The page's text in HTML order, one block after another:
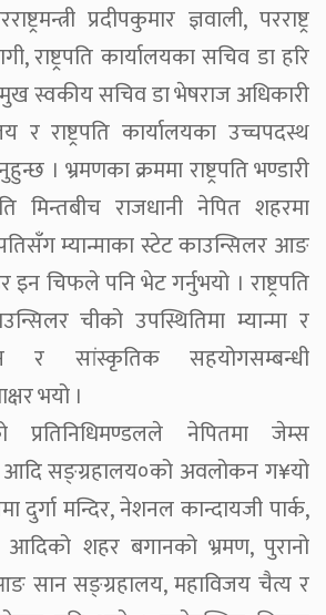
प्रदीपकुमार ज्ञवाली, परराष्ट्र
राष्ट्रपति कार्यालयका सचिव डा हरि
स्वकीय सचिव डा भेषराज अधिकारी
र राष्ट्रपति कार्यालयका उच्चपदस्थ
। भ्रमणका क्रममा राष्ट्रपति भण्डारी
मिन्तबीच राजधानी नेपित शहरमा
म्यान्माका स्टेट काउन्सिलर आङ
चिफले पनि भेट गर्नुभयो । राष्ट्रपति
चीको उपस्थितिमा म्यान्मा र
र सांस्कृतिक सहयोगसम्बन्धी
भयो ।
प्रतिनिधिमण्डलले नेपितमा जेम्स
आदि सङ्ग्रहालय०को अवलोकन ग¥यो
दुर्गा मन्दिर, नेशनल कान्दायजी पार्क,
आदिको शहर बगानको भ्रमण, पुरानो
आङ सान सङ्ग्रहालय, महाविजय चैत्य र